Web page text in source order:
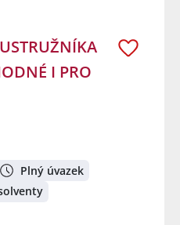
I PRO
Plný úvazek